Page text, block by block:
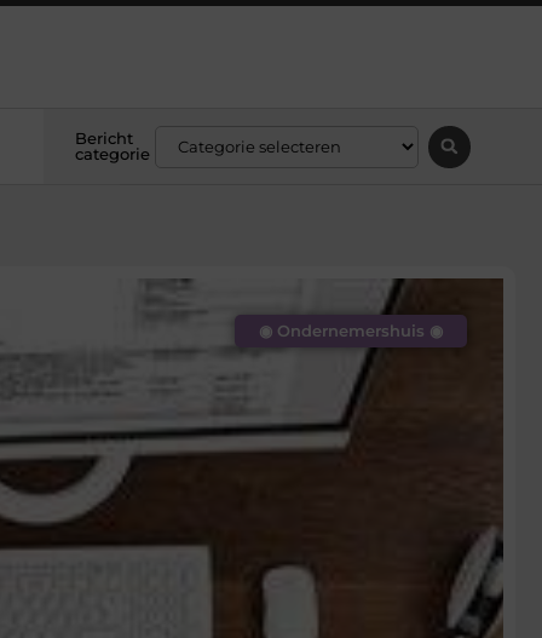
Bericht
categorie
◉ Ondernemershuis ◉